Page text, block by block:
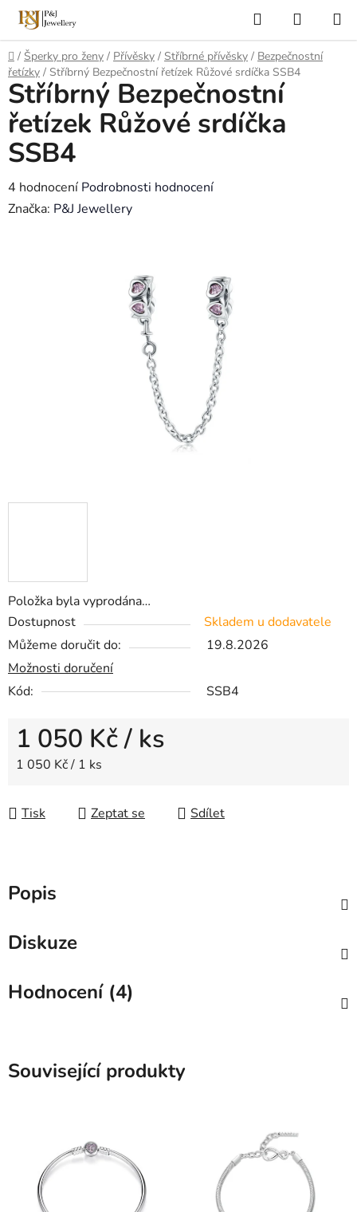
Přejít
obsah
Hledat
KOŠÍK
Domů
/ Šperky pro ženy / Přívěsky / Stříbrné přívěsky / Bezpečnostní
řetízky / Stříbrný Bezpečnostní řetízek Růžové srdíčka SSB4
Položka byla vyprodána…
Dostupnost
Skladem u dodavatele
Můžeme doručit do:
19.8.2026
Možnosti doručení
Kód:
SSB4
1 050 Kč/ ks
Měrná cena:
1 050 Kč / 1 ks
Tisk Zeptat se Sdílet
Stříbrný Bezpečnostní
řetízek Růžové srdíčka
SSB4
Průměrné
hodnocení
4 hodnocení Podrobnosti hodnocení
Značka: P&J Jewellery
Popis
Diskuze
Hodnocení (4)
Související produkty